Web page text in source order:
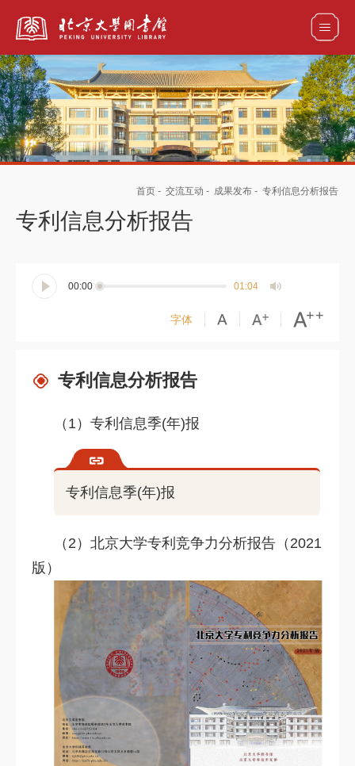
全部资源
首页 - 交流互动 - 成果发布 - 专利信息分析报告
专利信息分析报告
00:00 01:04
字体
专利信息分析报告
（1）专利信息季(年)报
专利信息季(年)报
（2）北京大学专利竞争力分析报告（2021
版）